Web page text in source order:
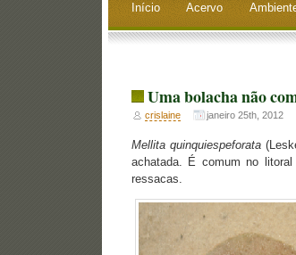
Início Acervo
Uma bolacha não
crislaine janeiro 25th, 2012
Mellita quinquiespeforata
achatada. É comum no
ressacas.